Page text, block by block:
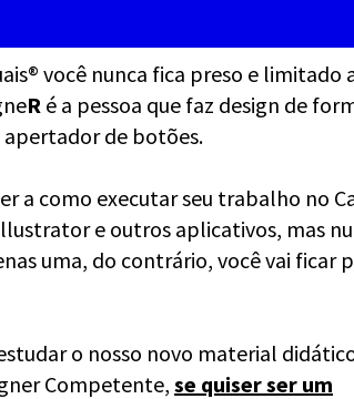
você nunca fica preso e limitado
R é a pessoa que faz design de
de botões.
a como executar seu trabalho no
e outros aplicativos, mas
uma, do contrário, você vai ficar
o nosso novo material
Competente,se quiser ser um